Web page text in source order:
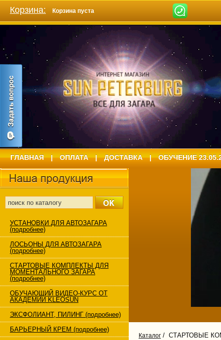
Корзина: Корзина пуста
ГЛАВНАЯ | ОПЛАТА | ДОСТАВКА | ОБУЧЕНИЕ
УСТАНОВКИ ДЛЯ АВТОЗАГАРА
(подробнее)
ЛОСЬОНЫ ДЛЯ АВТОЗАГАРА
(подробнее)
СТАРТОВЫЕ КОМПЛЕКТЫ ДЛЯ
МОМЕНТАЛЬНОГО ЗАГАРА
(подробнее)
ОБУЧАЮЩИЙ ВИДЕО-КУРС ОТ
АКАДЕМИИ KLEOSUN
ЭКСФОЛИАНТ, ПИЛИНГ (подробнее)
БАРЬЕРНЫЙ КРЕМ (подробнее)
Каталог / СТАРТОВЫЕ